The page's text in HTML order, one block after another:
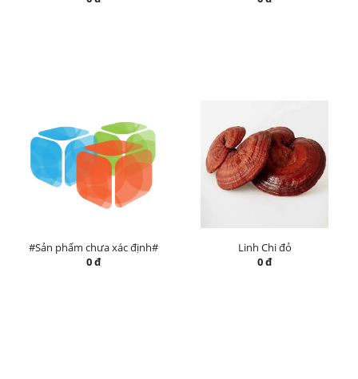
#Sản phẩm chưa xác định#
0 đ
Linh Chi đỏ
0 đ